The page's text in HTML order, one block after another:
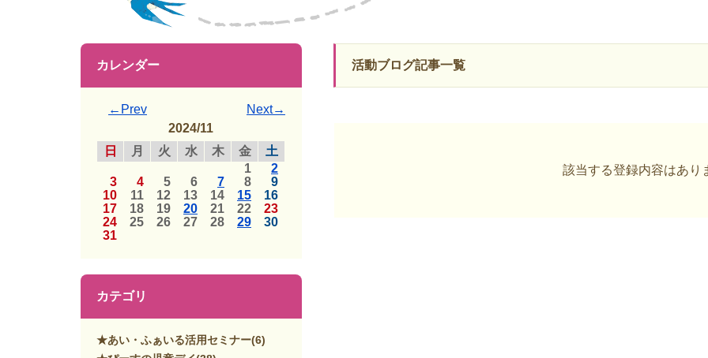
活動ブログ記事一覧
該当する登録内容はあり
カレンダー
←Prev
Next→
2024/11
日
月 火 水 木 金
土
1
2
3
4 5 6 7 8
9
10
11 12 13 14 15
16
17
18 19 20 21 22
23
24
25 26 27 28 29
30
31
カテゴリ
★あい・ふぁいる活用セミナー(6)